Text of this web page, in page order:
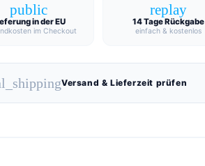
public
in der EU
im Checkout
replay
14 Tage Rückgabe
einfach & kostenlos
Versand & Lieferzeit prüfen